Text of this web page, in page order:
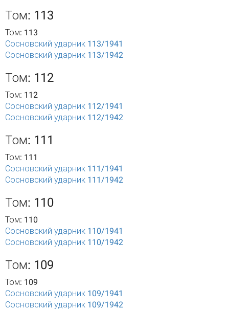
Том: 113
Том: 113
Сосновский ударник 113/1941
Сосновский ударник 113/1942
Том: 112
Том: 112
Сосновский ударник 112/1941
Сосновский ударник 112/1942
Том: 111
Том: 111
Сосновский ударник 111/1941
Сосновский ударник 111/1942
Том: 110
Том: 110
Сосновский ударник 110/1941
Сосновский ударник 110/1942
Том: 109
Том: 109
Сосновский ударник 109/1941
Сосновский ударник 109/1942